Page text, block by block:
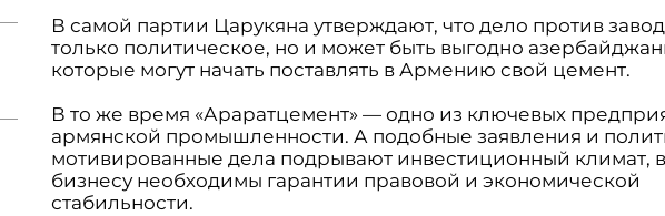
В самой партии Царукяна утверждают, что дело против
только политическое, но и может быть выгодно
которые могут начать поставлять в Армению свой цемент.
В то же время «Араратцемент» — одно из ключевых
армянской промышленности. А подобные заявления и
мотивированные дела подрывают инвестиционный климат,
бизнесу необходимы гарантии правовой и экономической
стабильности.